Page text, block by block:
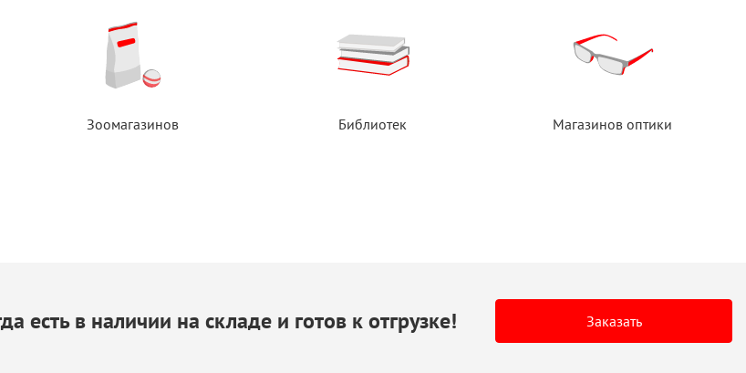
Зоомагазинов Библиотек Магазинов оптики
естьв наличии на складе и готов к отгрузке! Заказать